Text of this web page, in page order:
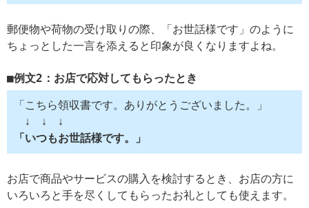
郵便物や荷物の受け取りの際、「お世話様です」のように
ちょっとした一言を添えると印象が良くなりますよね。
例文2：お店で応対してもらったとき
「こちら領収書です。ありがとうございました。」
↓ ↓ ↓
「いつもお世話様です。」
お店で商品やサービスの購入を検討するとき、お店の方に
いろいろと手を尽くしてもらったお礼としても使えます。